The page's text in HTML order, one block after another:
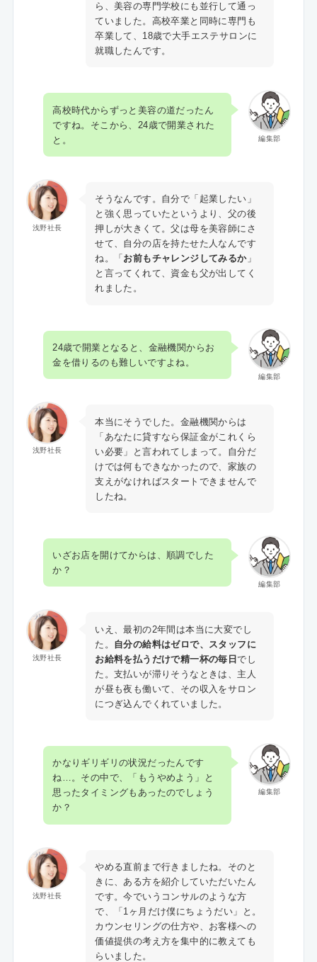
ら、美容の専門学校にも並行して通っ
ていました。高校卒業と同時に専門も
卒業して、18歳で大手エステサロンに
就職したんです。
編集部
高校時代からずっと美容の道だったん
ですね。そこから、24歳で開業された
と。
浅野社長
そうなんです。自分で「起業したい」
と強く思っていたというより、父の後
押しが大きくて。父は母を美容師にさ
せて、自分の店を持たせた人なんです
ね。「 お前もチャレンジしてみるか」
と言ってくれて、資金も父が出してく
れました。
編集部
24歳で開業となると、金融機関からお
金を借りるのも難しいですよね。
浅野社長
本当にそうでした。金融機関からは
「あなたに貸すなら保証金がこれくら
い必要」と言われてしまって。自分だ
けでは何もできなかったので、家族の
支えがなければスタートできませんで
したね。
編集部
いざお店を開けてからは、順調でした
か？
浅野社長
いえ、最初の2年間は本当に大変でし
た。 自分の給料はゼロで、スタッフに
お給料を払うだけで精一杯の毎日でし
た。支払いが滞りそうなときは、主人
が昼も夜も働いて、その収入をサロン
につぎ込んでくれていました。
編集部
かなりギリギリの状況だったんです
ね…。その中で、「もうやめよう」と
思ったタイミングもあったのでしょう
か？
浅野社長
やめる直前まで行きましたね。そのと
きに、ある方を紹介していただいたん
です。今でいうコンサルのような方
で、「1ヶ月だけ僕にちょうだい」と。
カウンセリングの仕方や、お客様への
価値提供の考え方を集中的に教えても
らいました。